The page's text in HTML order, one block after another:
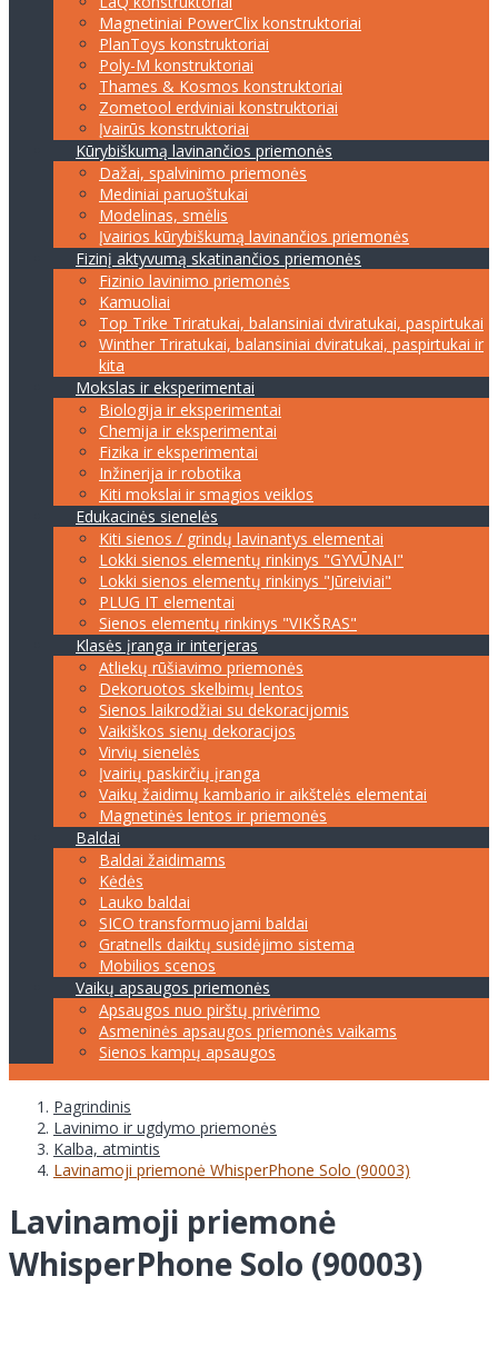
Magnetiniai PowerClix konstruktoriai
PlanToys konstruktoriai
Poly-M konstruktoriai
Thames & Kosmos konstruktoriai
Zometool erdviniai konstruktoriai
Įvairūs konstruktoriai
Kūrybiškumą lavinančios priemonės
Dažai, spalvinimo priemonės
Mediniai paruoštukai
Modelinas, smėlis
Įvairios kūrybiškumą lavinančios priemonės
Fizinį aktyvumą skatinančios priemonės
Fizinio lavinimo priemonės
Kamuoliai
Top Trike Triratukai, balansiniai dviratukai, paspirtukai
Winther Triratukai, balansiniai dviratukai, paspirtukai ir
kita
Mokslas ir eksperimentai
Biologija ir eksperimentai
Chemija ir eksperimentai
Fizika ir eksperimentai
Inžinerija ir robotika
Kiti mokslai ir smagios veiklos
Edukacinės sienelės
Kiti sienos / grindų lavinantys elementai
Lokki sienos elementų rinkinys "GYVŪNAI"
Lokki sienos elementų rinkinys "Jūreiviai"
PLUG IT elementai
Sienos elementų rinkinys "VIKŠRAS"
Klasės įranga ir interjeras
Atliekų rūšiavimo priemonės
Dekoruotos skelbimų lentos
Sienos laikrodžiai su dekoracijomis
Vaikiškos sienų dekoracijos
Virvių sienelės
Įvairių paskirčių įranga
Vaikų žaidimų kambario ir aikštelės elementai
Magnetinės lentos ir priemonės
Baldai
Baldai žaidimams
Kėdės
Lauko baldai
SICO transformuojami baldai
Gratnells daiktų susidėjimo sistema
Mobilios scenos
Vaikų apsaugos priemonės
Apsaugos nuo pirštų privėrimo
Asmeninės apsaugos priemonės vaikams
Sienos kampų apsaugos
Pagrindinis
Lavinimo ir ugdymo priemonės
Kalba, atmintis
Lavinamoji priemonė WhisperPhone Solo (90003)
Lavinamoji priemonė
WhisperPhone Solo (90003)